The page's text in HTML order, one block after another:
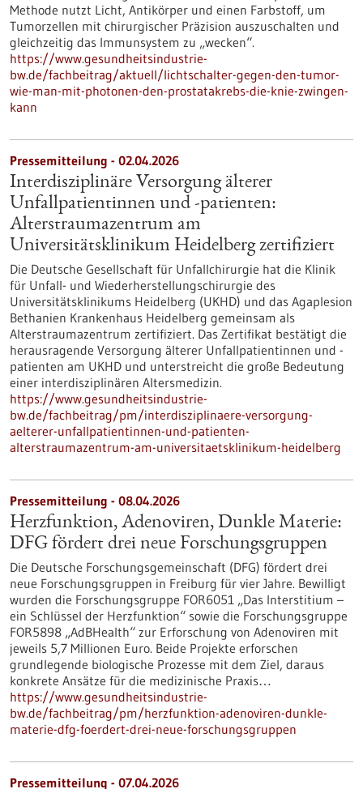
Methode nutzt Licht, Antikörper und einen Farbstoff, um
Tumorzellen mit chirurgischer Präzision auszuschalten und
gleichzeitig das Immunsystem zu „wecken“.
https://www.gesundheitsindustrie-
bw.de/fachbeitrag/aktuell/lichtschalter-gegen-den-tumor-
wie-man-mit-photonen-den-prostatakrebs-die-knie-zwingen-
kann
Pressemitteilung - 02.04.2026
Interdisziplinäre Versorgung älterer
Unfallpatientinnen und -patienten:
Alterstraumazentrum am
Universitätsklinikum Heidelberg zertifiziert
Die Deutsche Gesellschaft für Unfallchirurgie hat die Klinik
für Unfall- und Wiederherstellungschirurgie des
Universitätsklinikums Heidelberg (UKHD) und das Agaplesion
Bethanien Krankenhaus Heidelberg gemeinsam als
Alterstraumazentrum zertifiziert. Das Zertifikat bestätigt die
herausragende Versorgung älterer Unfallpatientinnen und -
patienten am UKHD und unterstreicht die große Bedeutung
einer interdisziplinären Altersmedizin.
https://www.gesundheitsindustrie-
bw.de/fachbeitrag/pm/interdisziplinaere-versorgung-
aelterer-unfallpatientinnen-und-patienten-
alterstraumazentrum-am-universitaetsklinikum-heidelberg
Pressemitteilung - 08.04.2026
Herzfunktion, Adenoviren, Dunkle Materie:
DFG fördert drei neue Forschungsgruppen
Die Deutsche Forschungsgemeinschaft (DFG) fördert drei
neue Forschungsgruppen in Freiburg für vier Jahre. Bewilligt
wurden die Forschungsgruppe FOR6051 „Das Interstitium –
ein Schlüssel der Herzfunktion“ sowie die Forschungsgruppe
FOR5898 „AdBHealth“ zur Erforschung von Adenoviren mit
jeweils 5,7 Millionen Euro. Beide Projekte erforschen
grundlegende biologische Prozesse mit dem Ziel, daraus
konkrete Ansätze für die medizinische Praxis…
https://www.gesundheitsindustrie-
bw.de/fachbeitrag/pm/herzfunktion-adenoviren-dunkle-
materie-dfg-foerdert-drei-neue-forschungsgruppen
Pressemitteilung - 07.04.2026